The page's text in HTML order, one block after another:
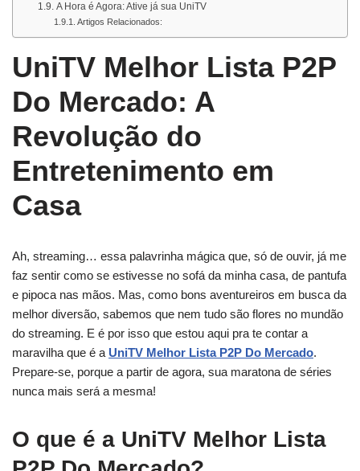
A Hora é Agora: Ative já sua UniTV
Artigos Relacionados:
UniTV Melhor Lista P2P
Do Mercado: A
Revolução do
Entretenimento em
Casa
Ah, streaming… essa palavrinha mágica que, só de ouvir, já me
faz sentir como se estivesse no sofá da minha casa, de pantufa
e pipoca nas mãos. Mas, como bons aventureiros em busca da
melhor diversão, sabemos que nem tudo são flores no mundão
do streaming. E é por isso que estou aqui pra te contar a
maravilha que é a UniTV Melhor Lista P2P Do Mercado.
Prepare-se, porque a partir de agora, sua maratona de séries
nunca mais será a mesma!
O que é a UniTV Melhor Lista